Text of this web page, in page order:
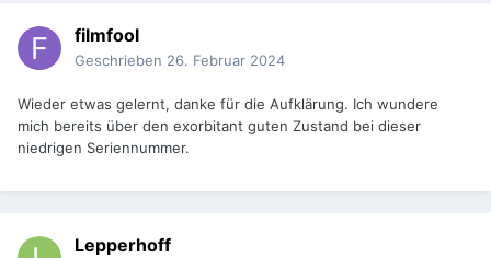
filmfool
Geschrieben 26. Februar 2024
Wieder etwas gelernt, danke für die Aufklärung. Ich wundere
mich bereits über den exorbitant guten Zustand bei dieser
niedrigen Seriennummer.
Lepperhoff